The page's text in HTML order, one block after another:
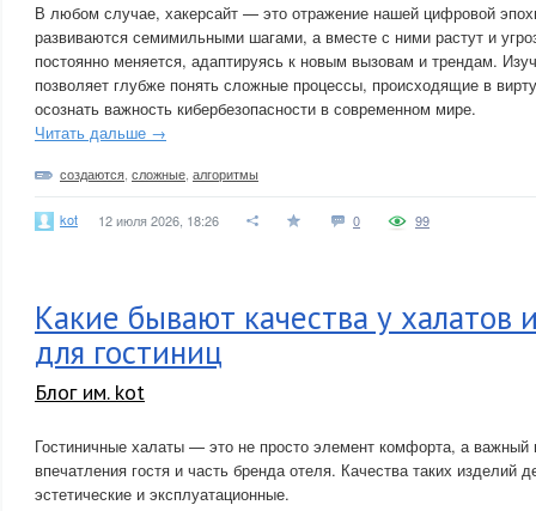
В любом случае, хакерсайт — это отражение нашей цифровой
развиваются семимильными шагами, а вместе с ними растут и
постоянно меняется, адаптируясь к новым вызовам и трендам.
позволяет глубже понять сложные процессы, происходящие в
осознать важность кибербезопасности в современном мире.
Читать дальше →
создаются сложные алгоритмы
kot 12 июля 2026, 18:26 0 99
Какие бывают качества у халатов
для гостиниц
Блог им. kot
Гостиничные халаты — это не просто элемент комфорта, а
впечатления гостя и часть бренда отеля. Качества таких изделий
эстетические и эксплуатационные.